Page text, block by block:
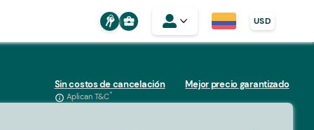
business_center USD
Sin costos de cancelación
info_outline Aplican T&C*
Mejor precio garantizado